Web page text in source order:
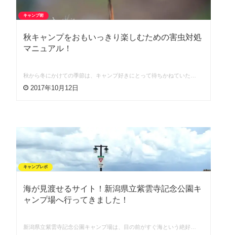
キャンプ術
秋キャンプをおもいっきり楽しむための害虫対処
マニュアル！
秋から冬にかけての季節は、キャンプ好きにとって待ちかねていた…
2017年10月12日
キャンプレポ
海が見渡せるサイト！新潟県立紫雲寺記念公園キ
ャンプ場へ行ってきました！
新潟県立紫雲寺記念公園キャンプ場は、目の前がすぐ海という絶好…